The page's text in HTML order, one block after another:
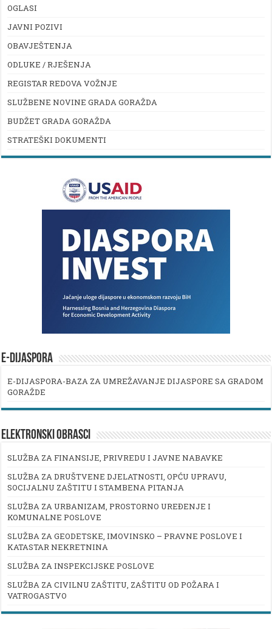
OGLASI
JAVNI POZIVI
OBAVJEŠTENJA
ODLUKE / RJEŠENJA
REGISTAR REDOVA VOŽNJE
SLUŽBENE NOVINE GRADA GORAŽDA
BUDŽET GRADA GORAŽDA
STRATEŠKI DOKUMENTI
E-DIJASPORA
E-DIJASPORA-BAZA ZA UMREŽAVANJE DIJASPORE SA GRADOM
GORAŽDE
ELEKTRONSKI OBRASCI
SLUŽBA ZA FINANSIJE, PRIVREDU I JAVNE NABAVKE
SLUŽBA ZA DRUŠTVENE DJELATNOSTI, OPĆU UPRAVU,
SOCIJALNU ZAŠTITU I STAMBENA PITANJA
SLUŽBA ZA URBANIZAM, PROSTORNO UREĐENJE I
KOMUNALNE POSLOVE
SLUŽBA ZA GEODETSKE, IMOVINSKO – PRAVNE POSLOVE I
KATASTAR NEKRETNINA
SLUŽBA ZA INSPEKCIJSKE POSLOVE
SLUŽBA ZA CIVILNU ZAŠTITU, ZAŠTITU OD POŽARA I
VATROGASTVO